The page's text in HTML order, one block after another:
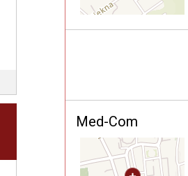
Med-Com